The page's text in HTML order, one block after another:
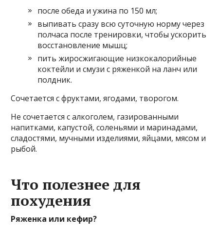
после обеда и ужина по 150 мл;
выпивать сразу всю суточную норму через
полчаса после тренировки, чтобы ускорить
восстановление мышц;
пить жиросжигающие низкокалорийные
коктейли и смузи с ряженкой на ланч или
полдник.
Сочетается с фруктами, ягодами, творогом.
Не сочетается с алкоголем, газированными
напитками, капустой, соленьями и маринадами,
сладостями, мучными изделиями, яйцами, мясом и
рыбой.
Что полезнее для
похудения
Ряженка или кефир?